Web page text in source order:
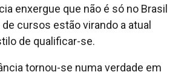
enxergue que não é só no Brasil
cursos estão virando a atual
de qualificar-se.
tornou-se numa verdade em